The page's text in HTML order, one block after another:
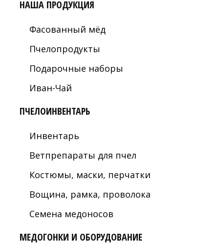
НАША ПРОДУКЦИЯ
Фасованный мёд
Пчелопродукты
Подарочные наборы
Иван-Чай
ПЧЕЛОИНВЕНТАРЬ
Инвентарь
Ветпрепараты для пчел
Костюмы, маски, перчатки
Вощина, рамка, проволока
Семена медоносов
МЕДОГОНКИ И ОБОРУДОВАНИЕ